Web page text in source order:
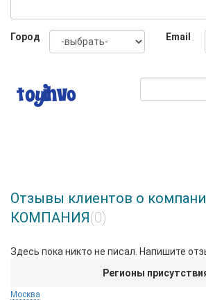
Город Email
Отзывы клиентов о
КОМПАНИЯ(0)
Здесь пока никто не писал. Напишите
Регионы
Москва